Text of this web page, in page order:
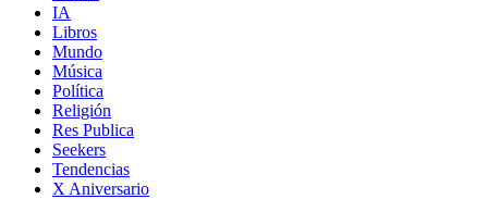
IA
Libros
Mundo
Música
Política
Religión
Res Publica
Seekers
Tendencias
X Aniversario